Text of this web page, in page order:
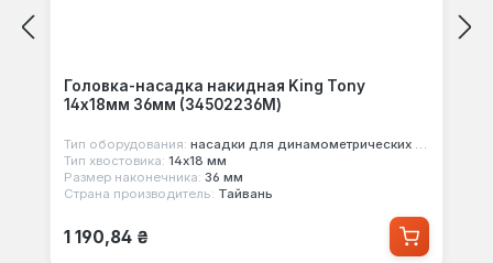
Головка-насадка накидная King Tony
14x18мм 36мм (34502236M)
Тип оборудования: насадки для динамометрических ключей
Тип хвостовика: 14х18 мм
Размер наконечника: 36 мм
Страна производитель: Тайвань
Обычная цена:
1 190,84 ₴